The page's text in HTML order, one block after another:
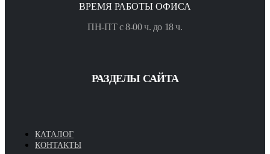
ВРЕМЯ РАБОТЫ ОФИСА
ПН-ПТ с 8-00 ч. до 18 ч.
РАЗДЕЛЫ САЙТА
КАТАЛОГ
КОНТАКТЫ